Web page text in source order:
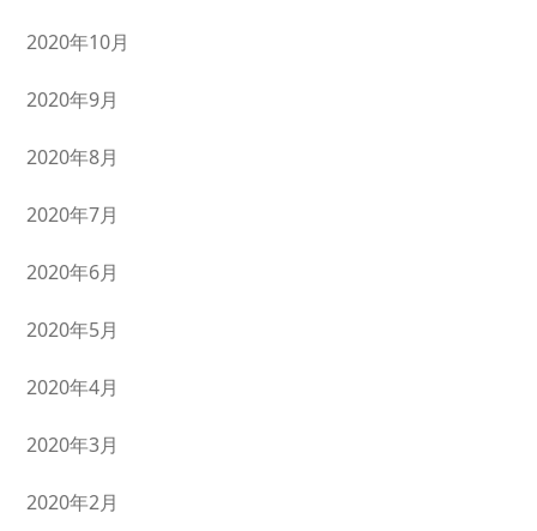
2020年10月
2020年9月
2020年8月
2020年7月
2020年6月
2020年5月
2020年4月
2020年3月
2020年2月